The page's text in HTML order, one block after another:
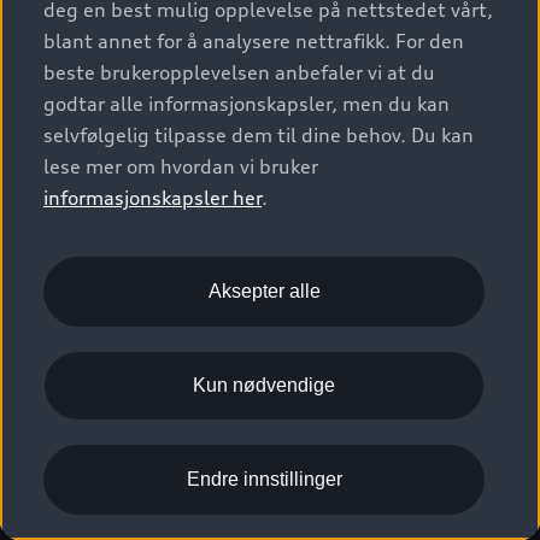
S/RS
Konseptbiler og prototyper
Prislister
Leasing
Bilgarantier
Audi Forsikring
Verkstedtjenester
Functions on demand
Kom i gang med myAudi
Kundeservice
Nyhetsbrev
Presse
Karriere
Bli sertifisert merkeverksted
Autoretur
Åpenhetsloven
© 2026 AUDI NORGE. All Rights Reserved.
Imprint Ansvarserklæring
Personvern
Informasjonskapsler (cookies)
Juridisk informasjon AUDI AG
deg en best mulig opplevelse på nettstedet vårt,
blant annet for å analysere nettrafikk. For den
beste brukeropplevelsen anbefaler vi at du
godtar alle informasjonskapsler, men du kan
selvfølgelig tilpasse dem til dine behov. Du kan
lese mer om hvordan vi bruker
informasjonskapsler her.
Aksepter alle
Kun nødvendige
Endre innstillinger